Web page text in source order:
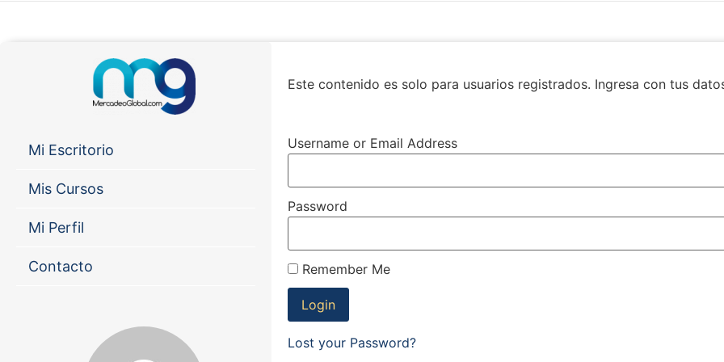
Mi Escritorio
Mis Cursos
Mi Perfil
Contacto
Este contenido es solo para usuarios registrados. Ingresa con tus
Username or Email Address
Password
Remember Me
Lost your Password?